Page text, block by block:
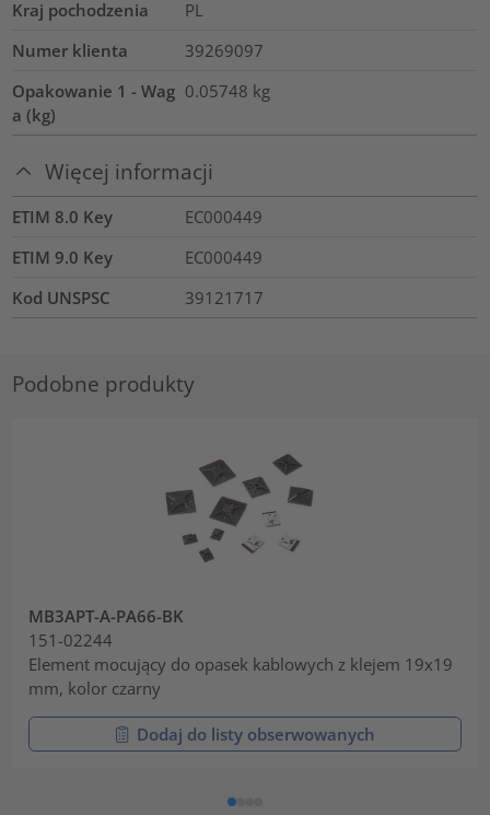
Kraj pochodzenia
PL
Numer klienta
39269097
Opakowanie 1 - Wag
a (kg)
0.05748 kg
Więcej informacji
ETIM 8.0 Key
EC000449
ETIM 9.0 Key
EC000449
Kod UNSPSC
39121717
Podobne produkty
MB3APT-A-PA66-BK
151-02244
Element mocujący do opasek kablowych z klejem 19x19
mm, kolor czarny
Dodaj do listy obserwowanych